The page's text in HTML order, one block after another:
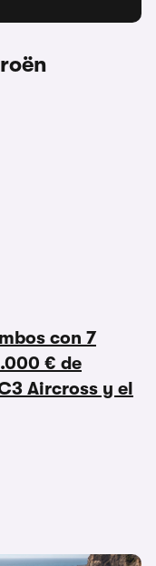
con 7
€ de
Aircross y el